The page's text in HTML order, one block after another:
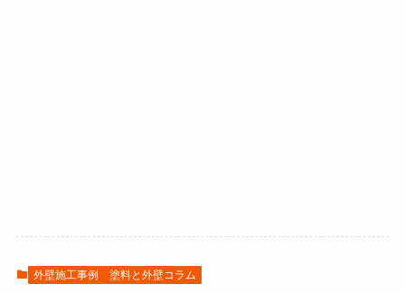
外壁施工事例 塗料と外壁コラム